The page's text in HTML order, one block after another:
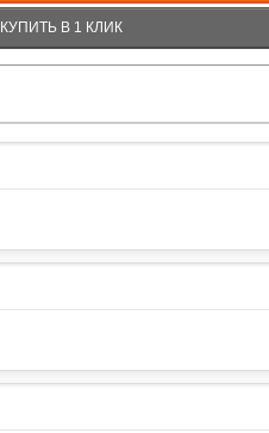
КУПИТЬ В 1 КЛИК